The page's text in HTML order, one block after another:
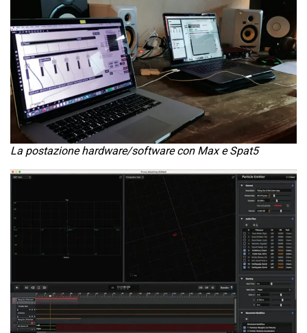
La postazione hardware/software con Max e Spat5